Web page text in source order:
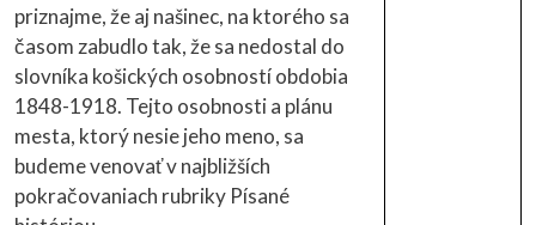
priznajme, že aj našinec, na ktorého sa
časom zabudlo tak, že sa nedostal do
slovníka košických osobností obdobia
1848-1918. Tejto osobnosti a plánu
mesta, ktorý nesie jeho meno, sa
budeme venovať v najbližších
pokračovaniach rubriky Písané